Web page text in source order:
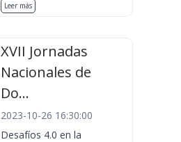
Leer más
XVII Jornadas
Nacionales de
Do...
2023-10-26 16:30:00
Desafíos 4.0 en la